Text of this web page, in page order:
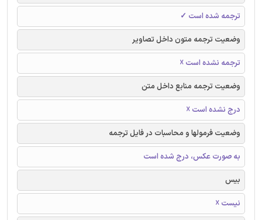
ترجمه شده است ✓
وضعیت ترجمه متون داخل تصاویر
ترجمه نشده است ☓
وضعیت ترجمه منابع داخل متن
درج نشده است ☓
وضعیت فرمولها و محاسبات در فایل ترجمه
به صورت عکس، درج شده است
بیس
نیست ☓